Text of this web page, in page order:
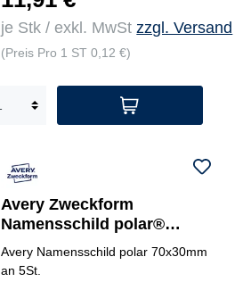
je Stk / exkl. MwStzzgl. Versand
(Preis Pro 1 ST 0,12 €)
Avery Zweckform
Namensschild polar®
classic 70 x 30 mm (B x H) 5
St./Pack.
Avery Namensschild polar 70x30mm
an 5St.